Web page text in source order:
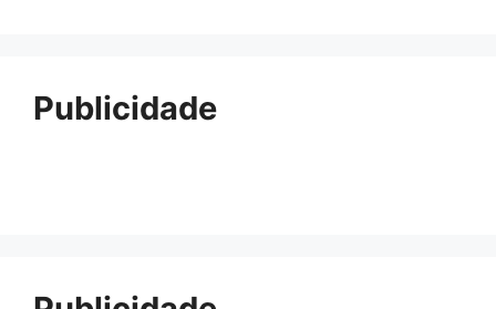
Publicidade